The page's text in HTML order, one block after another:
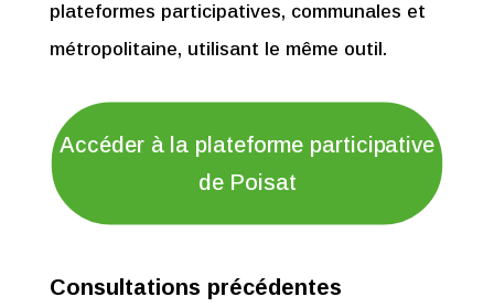
plateformes participatives, communales et
métropolitaine, utilisant le même outil.
Accéder à la plateforme participative
de Poisat
Consultations précédentes